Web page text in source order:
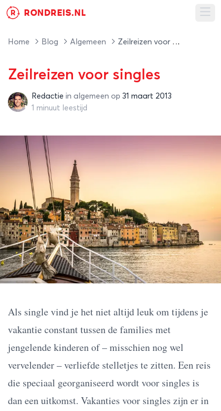
R RONDREIS.NL
Home Blog Algemeen Zeilreizen voor singles
Zeilreizen voor singles
RedactieRedactie in algemeen op 31 maart 2013
1 minuut leestijd
Als single vind je het niet altijd leuk om tijdens je
vakantie constant tussen de families met
jengelende kinderen of – misschien nog wel
vervelender – verliefde stelletjes te zitten. Een reis
die speciaal georganiseerd wordt voor singles is
dan een uitkomst. Vakanties voor singles zijn er in